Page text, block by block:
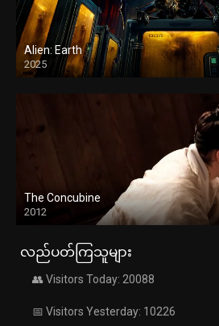
Alien: Earth
2025
The Concubine
2012
လည်ပတ်ကြသူများ
👥 Visitors Today: 20088
📅 Visitors Yesterday: 10226